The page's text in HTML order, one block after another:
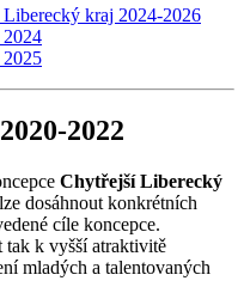
kraj 2024-2026
2022
Chytřejší Liberecký
dosáhnout konkrétních
cíle koncepce.
tak k vyšší atraktivitě
mladých a talentovaných